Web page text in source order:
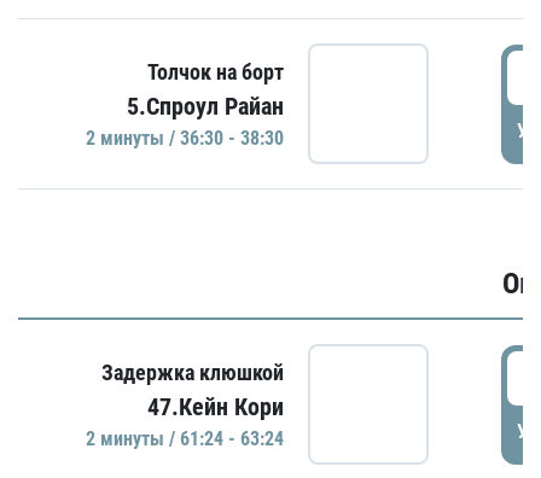
Толчок на борт
5.Спроул Райан
2 минуты / 36:30 - 38:30
Задержка клюшкой
47.Кейн Кори
2 минуты / 61:24 - 63:24